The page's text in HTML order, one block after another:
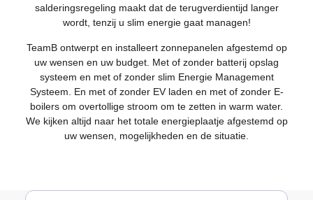
salderingsregeling maakt dat de terugverdientijd langer
wordt, tenzij u slim energie gaat managen!
TeamB ontwerpt en installeert zonnepanelen afgestemd op
uw wensen en uw budget. Met of zonder batterij opslag
systeem en met of zonder slim Energie Management
Systeem. En met of zonder EV laden en met of zonder E-
boilers om overtollige stroom om te zetten in warm water.
We kijken altijd naar het totale energieplaatje afgestemd op
uw wensen, mogelijkheden en de situatie.